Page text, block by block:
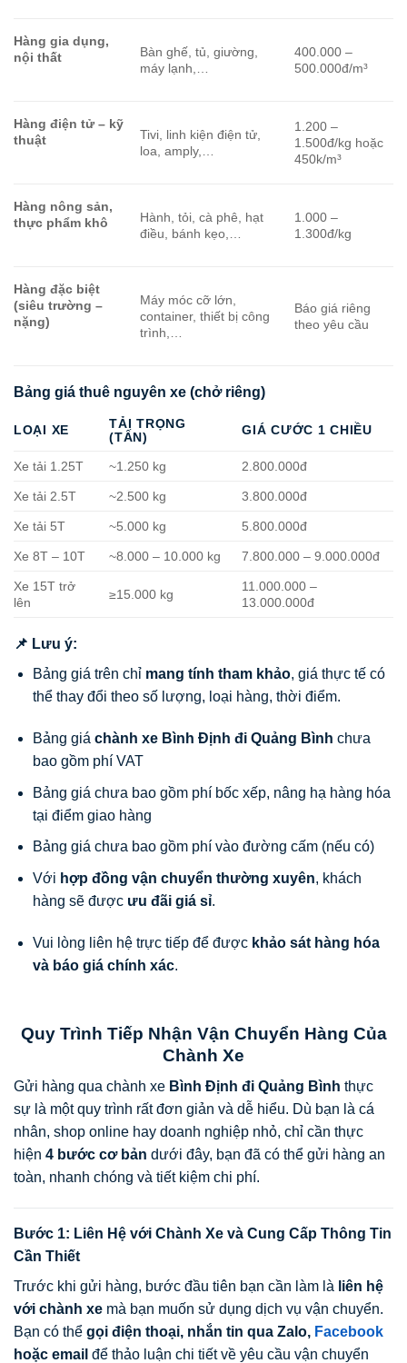
Hàng gia dụng,
nội thất
Bàn ghế, tủ, giường,
máy lạnh,…
400.000 –
500.000đ/m³
Hàng điện tử – kỹ
thuật
Tivi, linh kiện điện tử,
loa, amply,…
1.200 –
1.500đ/kg hoặc
450k/m³
Hàng nông sản,
thực phẩm khô
Hành, tỏi, cà phê, hạt
điều, bánh kẹo,…
1.000 –
1.300đ/kg
Hàng đặc biệt
(siêu trường –
nặng)
Máy móc cỡ lớn,
container, thiết bị công
trình,…
Báo giá riêng
theo yêu cầu
Bảng giá thuê nguyên xe (chở riêng)
LOẠI XE
TẢI TRỌNG
(TẤN)
GIÁ CƯỚC 1 CHIỀU
Xe tải 1.25T ~1.250 kg 2.800.000đ
Xe tải 2.5T ~2.500 kg 3.800.000đ
Xe tải 5T ~5.000 kg 5.800.000đ
Xe 8T – 10T ~8.000 – 10.000 kg 7.800.000 – 9.000.000đ
Xe 15T trở
lên
≥15.000 kg
11.000.000 –
13.000.000đ
📌 Lưu ý:
Bảng giá trên chỉ mang tính tham khảo, giá thực tế có
thể thay đổi theo số lượng, loại hàng, thời điểm.
Bảng giá chành xe Bình Định đi Quảng Bình chưa
bao gồm phí VAT
Bảng giá chưa bao gồm phí bốc xếp, nâng hạ hàng hóa
tại điểm giao hàng
Bảng giá chưa bao gồm phí vào đường cấm (nếu có)
Với hợp đồng vận chuyển thường xuyên, khách
hàng sẽ được ưu đãi giá sỉ.
Vui lòng liên hệ trực tiếp để được khảo sát hàng hóa
và báo giá chính xác.
Quy Trình Tiếp Nhận Vận Chuyển Hàng Của
Chành Xe
Gửi hàng qua chành xe Bình Định đi Quảng Bình thực
sự là một quy trình rất đơn giản và dễ hiểu. Dù bạn là cá
nhân, shop online hay doanh nghiệp nhỏ, chỉ cần thực
hiện 4 bước cơ bản dưới đây, bạn đã có thể gửi hàng an
toàn, nhanh chóng và tiết kiệm chi phí.
Bước 1: Liên Hệ với Chành Xe và Cung Cấp Thông Tin
Cần Thiết
Trước khi gửi hàng, bước đầu tiên bạn cần làm là liên hệ
với chành xe mà bạn muốn sử dụng dịch vụ vận chuyển.
Bạn có thể gọi điện thoại, nhắn tin qua Zalo, Facebook
hoặc email để thảo luận chi tiết về yêu cầu vận chuyển